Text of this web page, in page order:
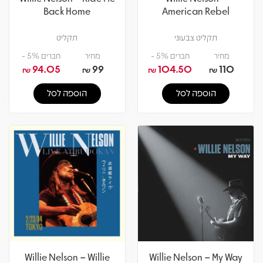
American Rebel
תקליט צבעוני
מחיר
110
₪
חברים 5% -
104.50
₪
הוספה לסל
Back Home
תקליט
מחיר
99
₪
חברים 5% -
94.05
₪
הוספה לסל
Willie Nelson – My Way
Willie Nelson – Willie